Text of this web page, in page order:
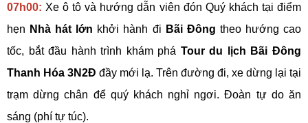
07h00: Xe ô tô và hướng dẫn viên đón Quý khách tại điểm
hẹn Nhà hát lớn khởi hành đi Bãi Đông theo hướng cao
tốc, bắt đầu hành trình khám phá Tour du lịch Bãi Đông
Thanh Hóa 3N2Đ đầy mới lạ. Trên đường đi, xe dừng lại tại
trạm dừng chân để quý khách nghỉ ngơi. Đoàn tự do ăn
sáng (phí tự túc).